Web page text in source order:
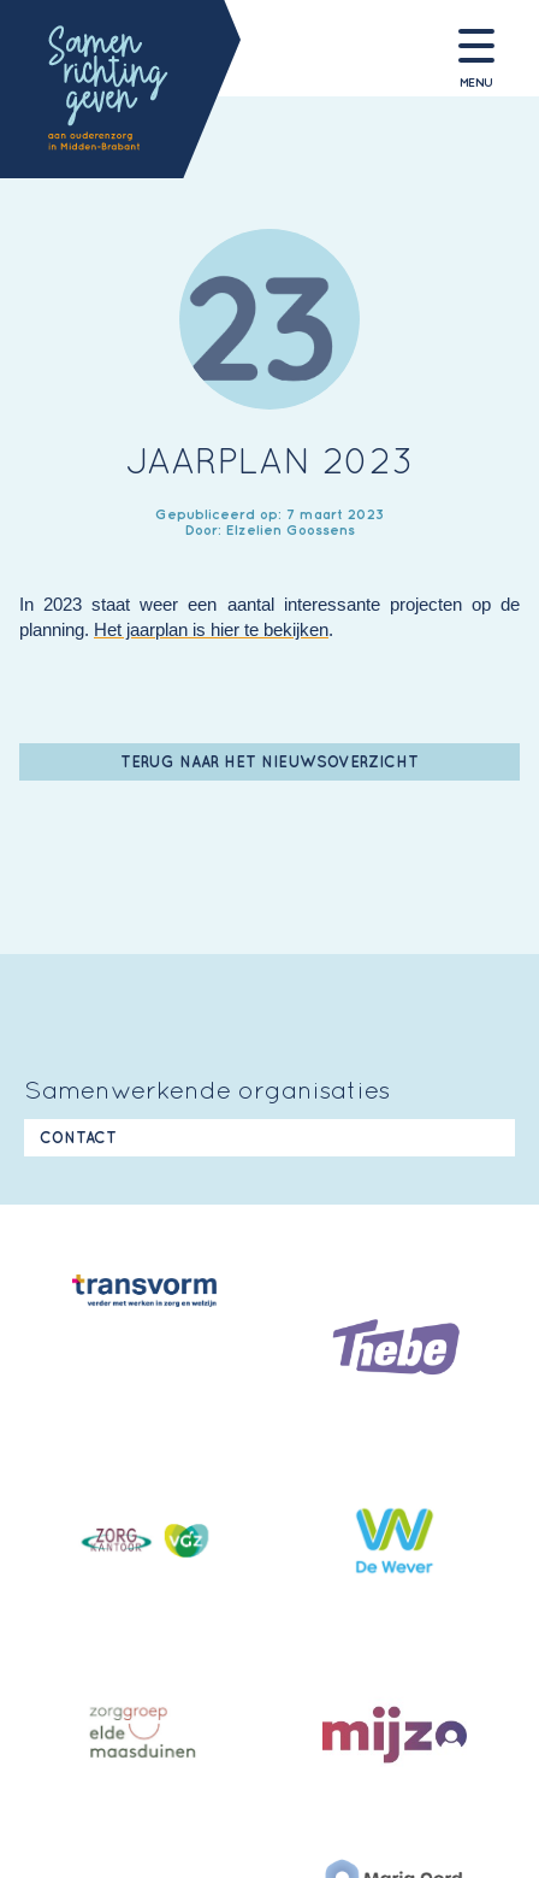
MENU
JAARPLAN 2023
Gepubliceerd op: 7 maart 2023
Door: Elzelien Goossens
In 2023 staat weer een aantal interessante projecten op de
planning. Het jaarplan is hier te bekijken.
TERUG NAAR HET NIEUWSOVERZICHT
Samenwerkende organisaties
CONTACT